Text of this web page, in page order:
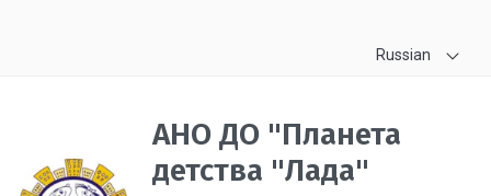
Russian
АНО ДО "Планета
детства "Лада"